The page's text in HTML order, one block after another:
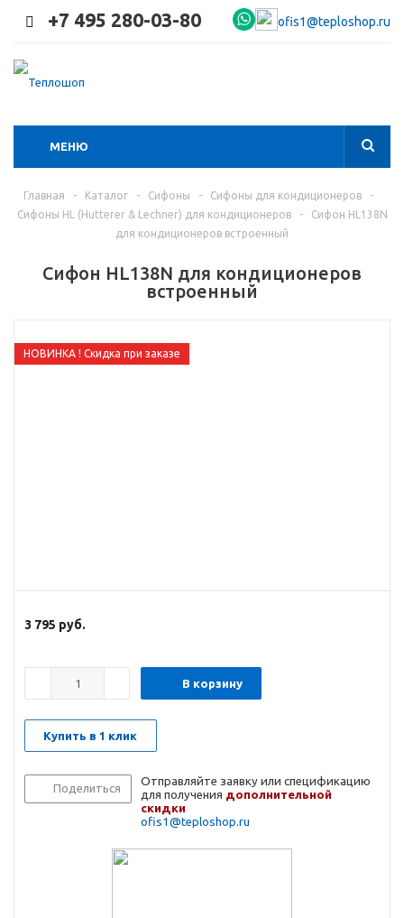
+7 495 280-03-80 ofis1@teploshop.ru
МЕНЮ
Главная - Каталог - Сифоны - Сифоны для кондиционеров
-
Сифоны HL (Hutterer & Lechner) для кондиционеров
-
Сифон HL138N
для кондиционеров встроенный
Сифон HL138N для кондиционеров
встроенный
НОВИНКА ! Скидка при заказе
3 795 руб.
В корзину
Купить в 1 клик
Поделиться
Отправляйте заявку или спецификацию
для получения дополнительной
скидки
ofis1@teploshop.ru